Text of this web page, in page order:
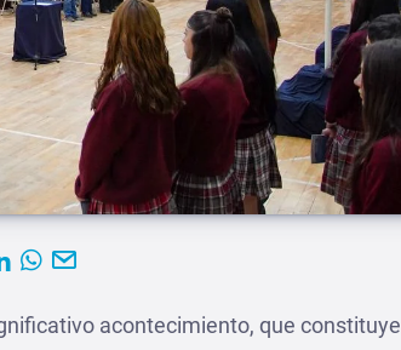
acontecimiento, que constituye